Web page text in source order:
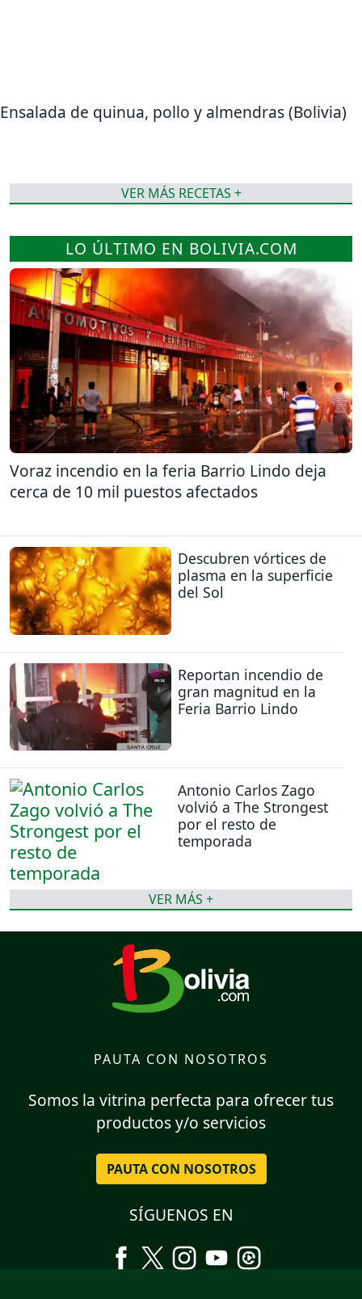
Ensalada de quinua, pollo y almendras (Bolivia)
VER MÁS RECETAS +
LO ÚLTIMO EN BOLIVIA.COM
Voraz incendio en la feria Barrio Lindo deja
cerca de 10 mil puestos afectados
Descubren vórtices de
plasma en la superficie
del Sol
Reportan incendio de
gran magnitud en la
Feria Barrio Lindo
Antonio Carlos Zago
volvió a The Strongest
por el resto de
temporada
VER MÁS +
PAUTA CON NOSOTROS
Somos la vitrina perfecta para ofrecer tus
productos y/o servicios
PAUTA CON NOSOTROS
SÍGUENOS EN